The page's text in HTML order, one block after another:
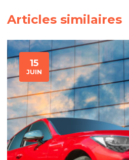
Articles similaires
15
JUIN